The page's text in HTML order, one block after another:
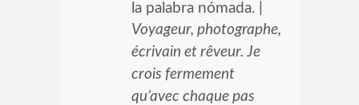
la palabra nómada. |
Voyageur, photographe,
écrivain et rêveur. Je
crois fermement
qu’avec chaque pas